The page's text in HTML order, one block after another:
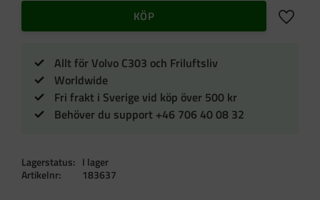
KÖP Lägg
Allt för Volvo C303 och Friluftsliv
Worldwide
Fri frakt i Sverige vid köp över 500 kr
Behöver du support +46 706 40 08 32
Lagerstatus
I lager
Artikelnr
183637